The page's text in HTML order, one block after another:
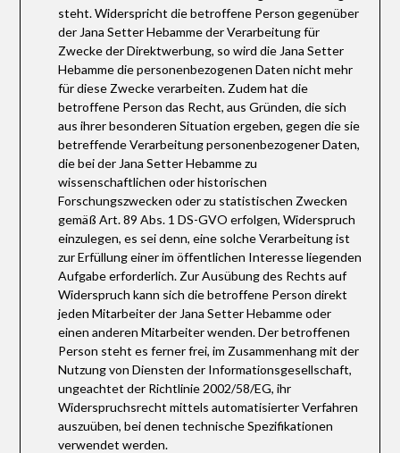
steht. Widerspricht die betroffene Person gegenüber
der Jana Setter Hebamme der Verarbeitung für
Zwecke der Direktwerbung, so wird die Jana Setter
Hebamme die personenbezogenen Daten nicht mehr
für diese Zwecke verarbeiten. Zudem hat die
betroffene Person das Recht, aus Gründen, die sich
aus ihrer besonderen Situation ergeben, gegen die sie
betreffende Verarbeitung personenbezogener Daten,
die bei der Jana Setter Hebamme zu
wissenschaftlichen oder historischen
Forschungszwecken oder zu statistischen Zwecken
gemäß Art. 89 Abs. 1 DS-GVO erfolgen, Widerspruch
einzulegen, es sei denn, eine solche Verarbeitung ist
zur Erfüllung einer im öffentlichen Interesse liegenden
Aufgabe erforderlich. Zur Ausübung des Rechts auf
Widerspruch kann sich die betroffene Person direkt
jeden Mitarbeiter der Jana Setter Hebamme oder
einen anderen Mitarbeiter wenden. Der betroffenen
Person steht es ferner frei, im Zusammenhang mit der
Nutzung von Diensten der Informationsgesellschaft,
ungeachtet der Richtlinie 2002/58/EG, ihr
Widerspruchsrecht mittels automatisierter Verfahren
auszuüben, bei denen technische Spezifikationen
verwendet werden.